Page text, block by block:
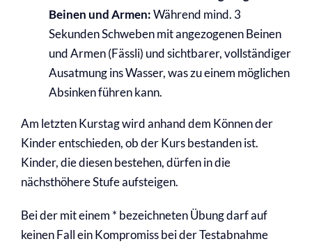
Beinen und Armen:Während mind. 3
Sekunden Schweben mitangezogenen Beinen
und Armen (Fässli) undsichtbarer, vollständiger
Ausatmung insWasser,was zu einem möglichen
Absinkenführen kann.
Am letzten Kurstag wird anhand dem Können der
Kinder entschieden, ob der Kurs bestanden ist.
Kinder, die diesen bestehen, dürfen in die
nächsthöhere Stufe aufsteigen.
Bei der mit einem * bezeichneten Übung darf auf
keinen Fall ein Kompromiss bei der Testabnahme